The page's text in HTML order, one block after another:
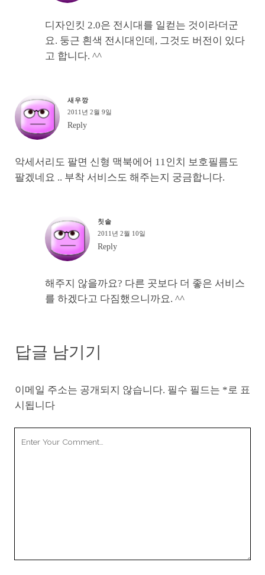
디자인킷 2.0은 전시대를 일컫는 것이라더군
요. 둥근 흰색 전시대인데, 그것도 버전이 있다
고 합니다. ^^
새우깡
2011년 2월 9일
Reply
악세서리도 팔면 신형 맥북에어 11인치 보호필름도
팔겠네요 .. 부착 서비스도 해주는지 궁금합니다.
칫솔
2011년 2월 10일
Reply
해주지 않을까요? 다른 곳보다 더 좋은 서비스
를 하겠다고 다짐했으니까요. ^^
답글 남기기
이메일 주소는 공개되지 않습니다. 필수 필드는 *로 표
시됩니다